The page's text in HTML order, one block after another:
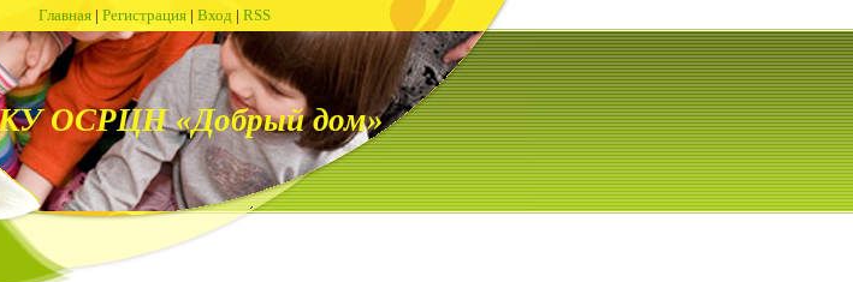
Главная | Регистрация | Вход | RSS
ОСРЦН «Добрый дом»